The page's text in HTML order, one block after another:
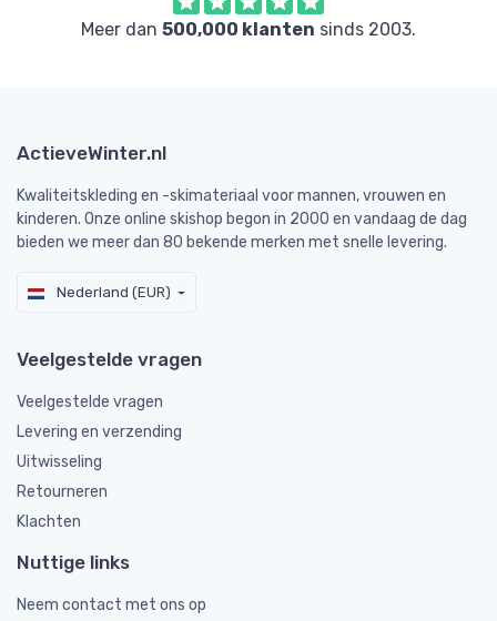
Meer dan 500,000 klanten sinds 2003.
ActieveWinter.nl
Kwaliteitskleding en -skimateriaal voor mannen, vrouwen en
kinderen. Onze online skishop begon in 2000 en vandaag de dag
bieden we meer dan 80 bekende merken met snelle levering.
Nederland (EUR)
Veelgestelde vragen
Veelgestelde vragen
Levering en verzending
Uitwisseling
Retourneren
Klachten
Nuttige links
Neem contact met ons op